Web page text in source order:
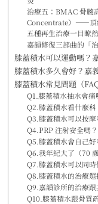
治療五：BMAC 骨
Concentrate）——頂
五種再生治療一目瞭
嘉韻修復三部曲的「
膝蓋積水可以運動嗎？
膝蓋積水多久會好？嘉
膝蓋積水常見問題（FAQ
Q1.膝蓋積水抽水會
Q2.膝蓋積水看什麼
Q3.膝蓋積水可以按摩
Q4.PRP 注射安全嗎
Q5.膝蓋積水會自己
Q6.我年紀大了（70
Q7.膝蓋積水可以同時
Q8.膝蓋積水的治療
Q9.嘉韻診所的治療
Q10.膝蓋積水跟骨質